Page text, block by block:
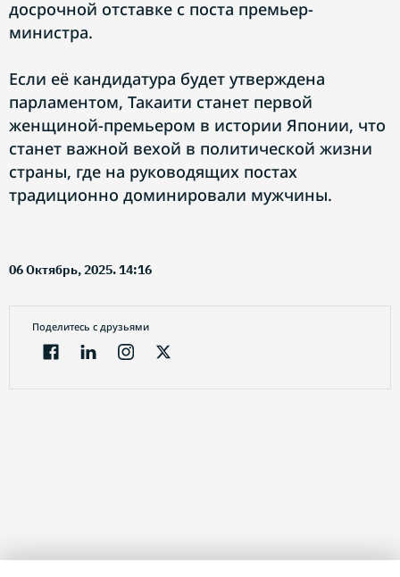
досрочной отставке с поста премьер-
министра.
Если её кандидатура будет утверждена
парламентом, Такаити станет первой
женщиной-премьером в истории Японии, что
станет важной вехой в политической жизни
страны, где на руководящих постах
традиционно доминировали мужчины.
06 Октябрь, 2025. 14:16
Поделитесь с друзьями